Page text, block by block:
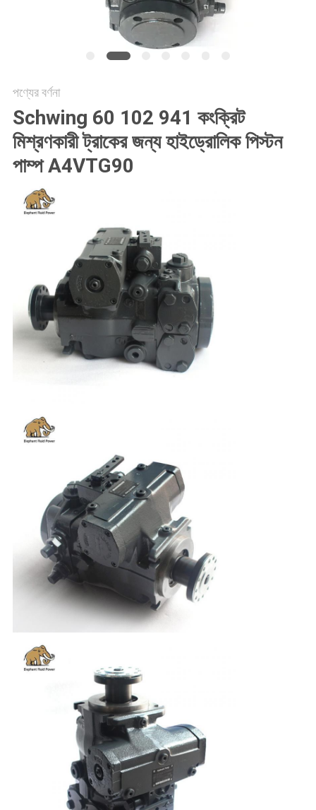
পণ্যের বর্ণনা
Schwing 60 102 941 কংক্রিট
মিশ্রণকারী ট্রাকের জন্য হাইড্রোলিক পিস্টন
পাম্প A4VTG90